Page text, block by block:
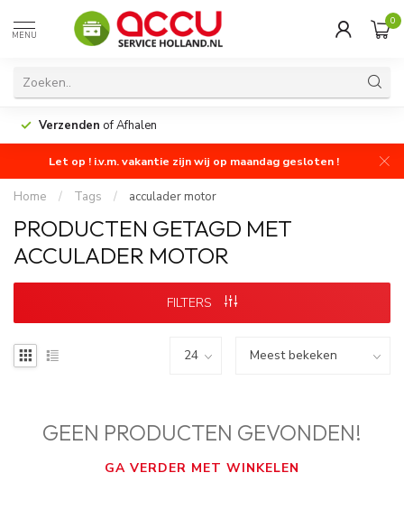
MENU
0
Verzenden of Afhalen
Let op ! i.v.m. vakantie zijn wij op maandag gesloten !
Home / Tags / acculader motor
PRODUCTEN GETAGD MET
ACCULADER MOTOR
FILTERS
GEEN PRODUCTEN GEVONDEN!
GA VERDER MET WINKELEN